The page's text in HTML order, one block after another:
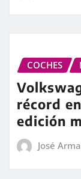
COCHES
récord
edición
José